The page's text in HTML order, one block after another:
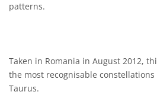
patterns.
Taken in Romania in August 2012,
the most recognisable
Taurus.